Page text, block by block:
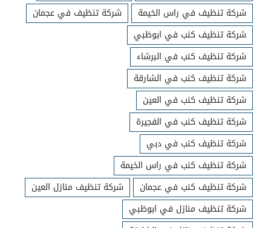
شركة تنظيف في راس الخيمة
شركة تنظيف في عجمان
شركة تنظيف كنب في ابوظبي
شركة تنظيف كنب في البرشاء
شركة تنظيف كنب في الشارقة
شركة تنظيف كنب في العين
شركة تنظيف كنب في الفجيرة
شركة تنظيف كنب في دبي
شركة تنظيف كنب في راس الخيمة
شركة تنظيف كنب في عجمان
شركة تنظيف منازل العين
شركة تنظيف منازل في ابوظبي